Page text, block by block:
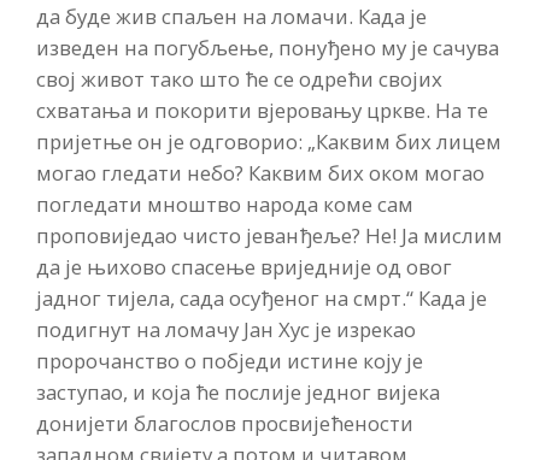
да буде жив спаљен на ломачи. Када је
изведен на погубљење, понуђено му је сачува
свој живот тако што ће се одрећи својих
схватања и покорити вјеровању цркве. На те
пријетње он је одговорио: „Каквим бих лицем
могао гледати небо? Каквим бих оком могао
погледати мноштво народа коме сам
проповиједао чисто јеванђеље? Не! Ја мислим
да је њихово спасење вриједније од овог
јадног тијела, сада осуђеног на смрт.“ Када је
подигнут на ломачу Јан Хус је изрекао
пророчанство о побједи истине коју је
заступао, и која ће послије једног вијека
донијети благослов просвијећености
западном свијету а потом и читавом